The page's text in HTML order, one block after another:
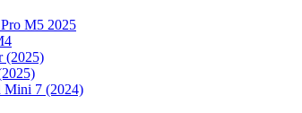
M5 2025
(2025)
Mini 7 (2024)